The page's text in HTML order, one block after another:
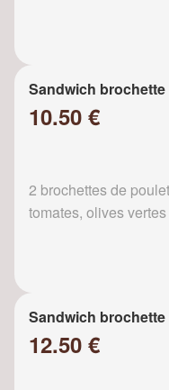
Sandwich
10.50 €
2 brochettes de
tomates, olives vertes
Sandwich brochette
12.50 €